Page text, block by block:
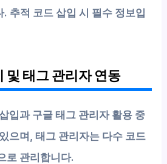
. 추적 코드 삽입 시 필수 정보입
및 태그 관리자 연동
입과 구글 태그 관리자 활용 중
으며, 태그 관리자는 다수 코드
로 관리합니다.